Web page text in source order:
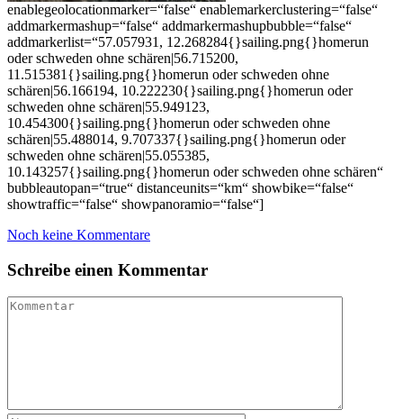
enablegeolocationmarker=“false“ enablemarkerclustering=“false“
addmarkermashup=“false“ addmarkermashupbubble=“false“
addmarkerlist=“57.057931, 12.268284{}sailing.png{}homerun
oder schweden ohne schären|56.715200,
11.515381{}sailing.png{}homerun oder schweden ohne
schären|56.166194, 10.222230{}sailing.png{}homerun oder
schweden ohne schären|55.949123,
10.454300{}sailing.png{}homerun oder schweden ohne
schären|55.488014, 9.707337{}sailing.png{}homerun oder
schweden ohne schären|55.055385,
10.143257{}sailing.png{}homerun oder schweden ohne schären“
bubbleautopan=“true“ distanceunits=“km“ showbike=“false“
showtraffic=“false“ showpanoramio=“false“]
Noch keine Kommentare
Schreibe einen Kommentar